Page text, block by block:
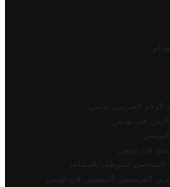
الرقم الضريبي تونس
في تونس
في تونس
الشخصي للموظف/المتقاعد
الفرنسيين المقيمين في تونس